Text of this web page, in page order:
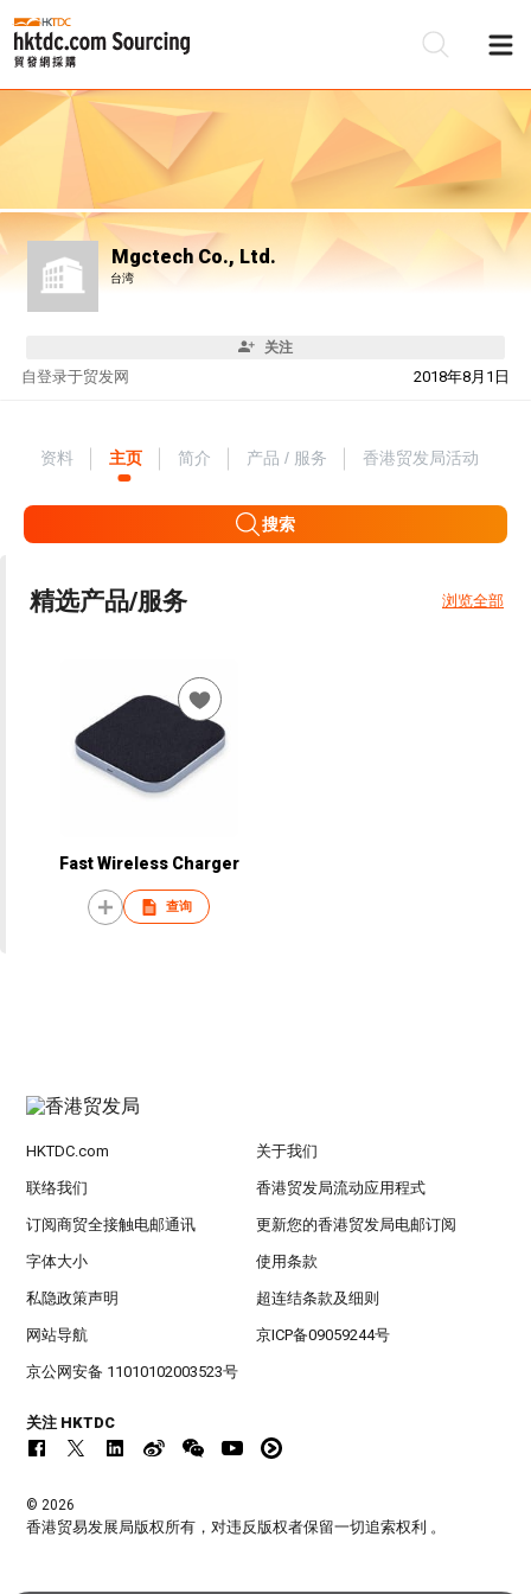
Mgctech Co., Ltd.
台湾
关注
自 2018年8月1日
登录于贸发网
资料 主页 简介 产品 / 服务 香港贸发局活动
搜索
精选产品/服务 浏览全部
Fast Wireless Charger
查询
HKTDC.com 关于我们
联络我们 香港贸发局流动应用程式
订阅商贸全接触电邮通讯 更新您的香港贸发局电邮订阅
字体大小 使用条款
私隐政策声明 超连结条款及细则
网站导航 京ICP备09059244号
京公网安备 11010102003523号
关注 HKTDC
© 2026
香港贸易发展局版权所有，对违反版权者保留一切追索权利 。